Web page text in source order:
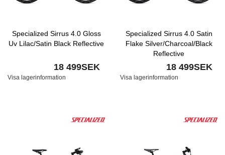
Specialized Sirrus 4.0 Gloss
Uv Lilac/Satin Black Reflective
18 499SEK
Visa lagerinformation
Specialized Sirrus 4.0 Satin
Flake Silver/Charcoal/Black
Reflective
18 499SEK
Visa lagerinformation